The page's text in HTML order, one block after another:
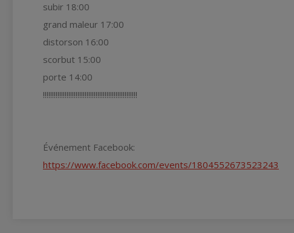
subir 18:00
grand maleur 17:00
distorson 16:00
scorbut 15:00
porte 14:00
!!!!!!!!!!!!!!!!!!!!!!!!!!!!!!!!!!!!!!!!!!!!!!!!!!!!
Événement Facebook:
https://www.facebook.com/events/1804552673523243